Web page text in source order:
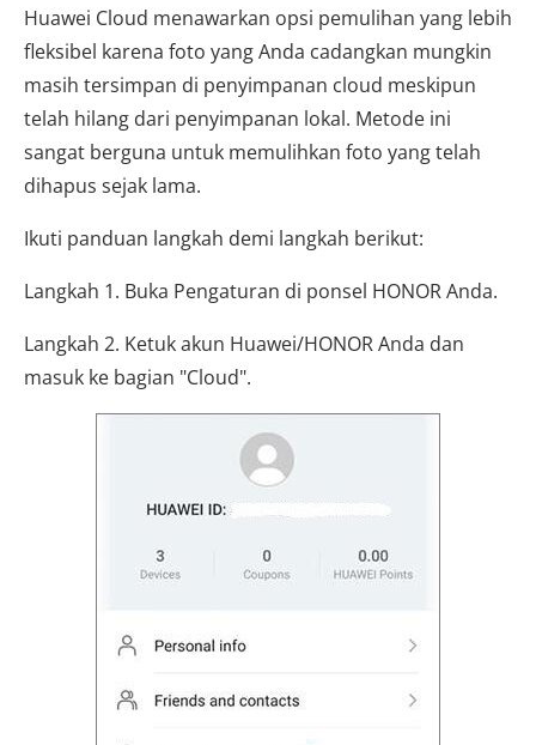
Huawei Cloud menawarkan opsi pemulihan yang lebih
fleksibel karena foto yang Anda cadangkan mungkin
masih tersimpan di penyimpanan cloud meskipun
telah hilang dari penyimpanan lokal. Metode ini
sangat berguna untuk memulihkan foto yang telah
dihapus sejak lama.
Ikuti panduan langkah demi langkah berikut:
Langkah 1. Buka Pengaturan di ponsel HONOR Anda.
Langkah 2. Ketuk akun Huawei/HONOR Anda dan
masuk ke bagian "Cloud".